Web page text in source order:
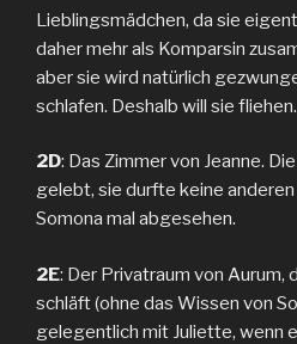
Lieblingsmädchen, da sie
daher mehr als Komparsin
aber sie wird natürlich
schlafen. Deshalb will sie fliehen.
2D: Das Zimmer von Jeanne.
gelebt, sie durfte keine
Somona mal abgesehen.
2E: Der Privatraum von Aurum,
schläft (ohne das Wissen von
gelegentlich mit Juliette, wenn